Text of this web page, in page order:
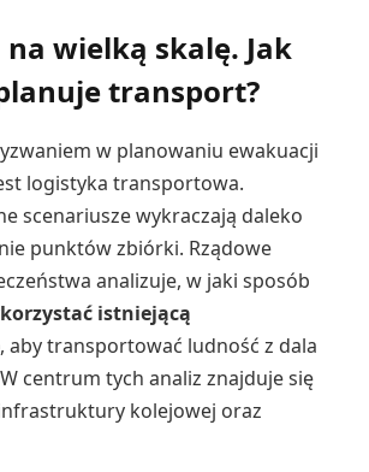
wielką skalę. Jak
transport?
w planowaniu ewakuacji
logistyka transportowa.
scenariusze wykraczają daleko
punktów zbiórki. Rządowe
analizuje, w jaki sposób
istniejącą
, aby transportować ludność z dala
centrum tych analiz znajduje się
kolejowej oraz